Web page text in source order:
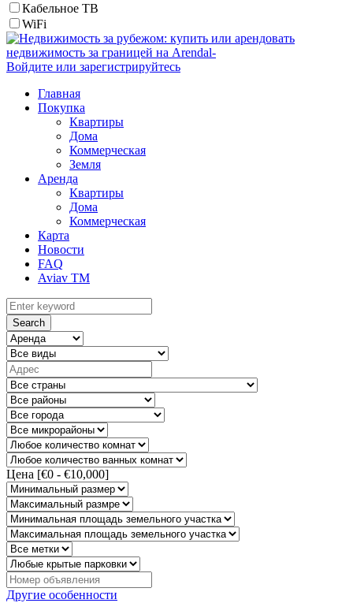
Кабельное ТВ
WiFi
Войдите или зарегистрируйтесь
Главная
Покупка
Квартиры
Дома
Коммерческая
Земля
Аренда
Квартиры
Дома
Коммерческая
Карта
Новости
FAQ
Aviav TM
Search
Цена [€0 - €10,000]
Другие особенности